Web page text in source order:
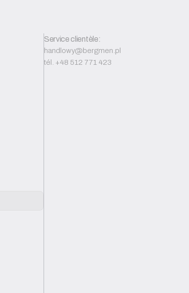
Service clientèle:
handlowy@bergmen.pl
tél. +48 512 771 423